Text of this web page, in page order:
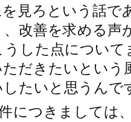
見ろという話で
改善を求める声
した点につい
だきたいとい
したいと思うん
につきましては